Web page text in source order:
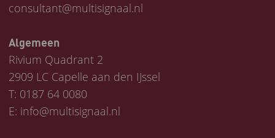
consultant@multisignaal.nl
Algemeen
Rivium Quadrant 2
2909 LC Capelle aan den IJssel
T: 0187 64 0080
E: info@multisignaal.nl